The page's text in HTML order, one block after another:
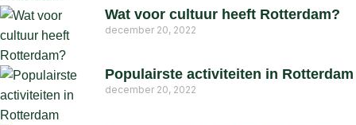
Wat voor cultuur heeft Rotterdam?
december 20, 2022
Populairste activiteiten in Rotterdam
december 20, 2022